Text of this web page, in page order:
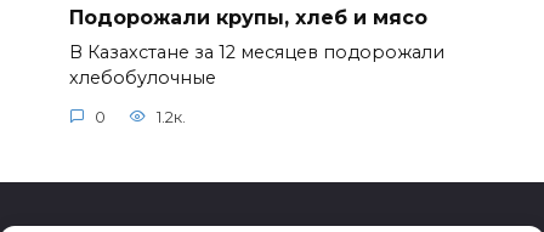
Подорожали крупы, хлеб и мясо
В Казахстане за 12 месяцев подорожали
хлебобулочные
0 1.2к.